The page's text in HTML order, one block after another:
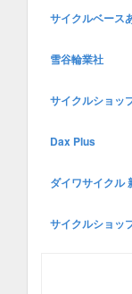
サイクルベース
雪谷輪業社
サイクルショッ
Dax Plus
ダイワサイクル
サイクルショッ